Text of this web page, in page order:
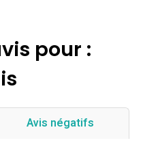
pour :
Avis négatifs